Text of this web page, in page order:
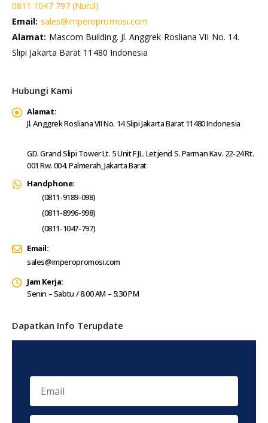
0811 1047 797 (Nurul)
Email: sales@imperopromosi.com
Alamat: Mascom Building. Jl. Anggrek Rosliana VII No. 14.
Slipi Jakarta Barat 11480 Indonesia
Hubungi Kami
Alamat:
Jl. Anggrek Rosliana VII No. 14 Slipi Jakarta Barat 11480 Indonesia
GD. Grand Slipi Tower Lt. 5 Unit F JL. Letjend S. Parman Kav. 22-24 Rt.
001 Rw. 004. Palmerah, Jakarta Barat
Handphone:
(0811-9189-098)
(0811-8996-998)
(0811-1047-797)
Email:
sales@imperopromosi.com
Jam Kerja:
Senin – Sabtu / 8.00 AM – 5:30 PM
Dapatkan Info Terupdate